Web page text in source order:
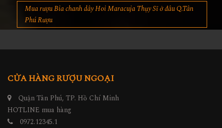
Mua rượu Bia chanh dây Hoi Maracuja Thụy Sĩ ở đâu Q.Tân
Phú Rượu
CỬA HÀNG RƯỢU NGOẠI
Quận Tân Phú, TP. Hồ Chí Minh
HOTLINE mua hàng
0972.12345.1